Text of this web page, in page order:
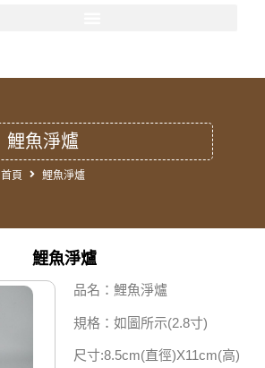
鯉魚淨爐
首頁 鯉魚淨爐
鯉魚淨爐
品名：鯉魚淨爐
規格：如圖所示(2.8寸)
尺寸:8.5cm(直徑)X11cm(高)